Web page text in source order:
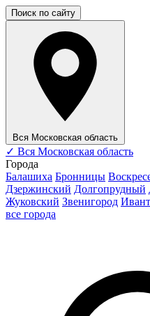
Поиск по сайту
Вся Московская область
✓ Вся Московская область
Города
Балашиха Бронницы
Дзержинский Долгопрудный
Жуковский Звенигород
все города